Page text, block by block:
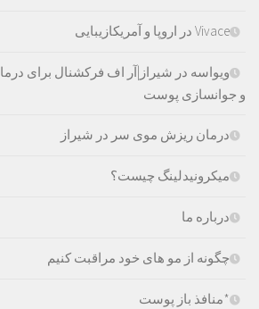
Vivace در اروپا و آمریکازیبایی
ویواسه در شیراز|آر اف فرکشنال برای
و جوانسازی پوست
درمان ریزش موی سر در شیراز
میکرونیدلینگ چیست؟
درباره ما
چگونه از مو های خود مراقبت کنیم
*منافذ باز پوست